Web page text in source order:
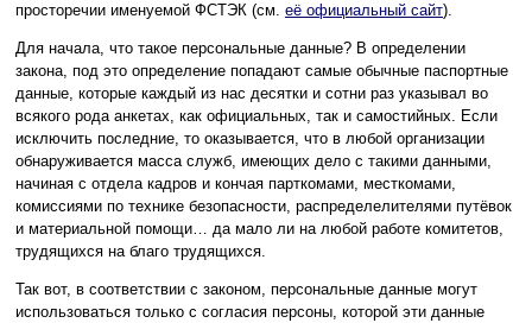
просторечии именуемой ФСТЭК (см. её официальный сайт).
Для начала, что такое персональные данные? В определении
закона, под это определение попадают самые обычные паспортные
данные, которые каждый из нас десятки и сотни раз указывал во
всякого рода анкетах, как официальных, так и самостийных. Если
исключить последние, то оказывается, что в любой организации
обнаруживается масса служб, имеющих дело с такими данными,
начиная с отдела кадров и кончая парткомами, месткомами,
комиссиями по технике безопасности, распределелителями путёвок
и материальной помощи… да мало ли на любой работе комитетов,
трудящихся на благо трудящихся.
Так вот, в соответствии с законом, персональные данные могут
использоваться только с согласия персоны, которой эти данные